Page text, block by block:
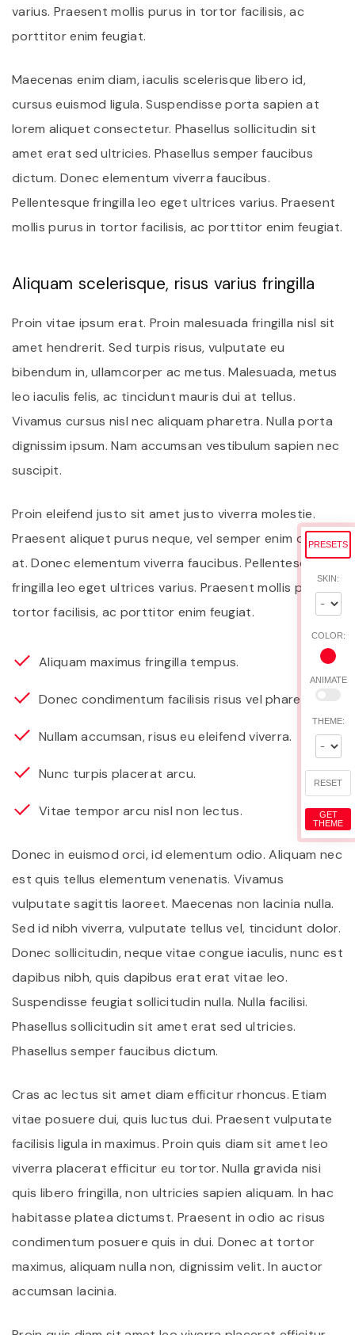
varius. Praesent mollis purus in tortor facilisis, ac
porttitor enim feugiat.
Maecenas enim diam, iaculis scelerisque libero id,
cursus euismod ligula. Suspendisse porta sapien at
lorem aliquet consectetur. Phasellus sollicitudin sit
amet erat sed ultricies. Phasellus semper faucibus
dictum. Donec elementum viverra faucibus.
Pellentesque fringilla leo eget ultrices varius. Praesent
mollis purus in tortor facilisis, ac porttitor enim feugiat.
Aliquam scelerisque, risus varius fringilla
Proin vitae ipsum erat. Proin malesuada fringilla nisl sit
amet hendrerit. Sed turpis risus, vulputate eu
bibendum in, ullamcorper ac metus. Malesuada, metus
leo iaculis felis, ac tincidunt mauris dui at tellus.
Vivamus cursus nisl nec aliquam pharetra. Nulla porta
dignissim ipsum. Nam accumsan vestibulum sapien nec
suscipit.
Proin eleifend justo sit amet justo viverra molestie.
Praesent aliquet purus neque, vel semper enim dictum
at. Donec elementum viverra faucibus. Pellentesque
fringilla leo eget ultrices varius. Praesent mollis purus in
tortor facilisis, ac porttitor enim feugiat.
Aliquam maximus fringilla tempus.
Donec condimentum facilisis risus vel pharetra.
Nullam accumsan, risus eu eleifend viverra.
Nunc turpis placerat arcu.
Vitae tempor arcu nisl non lectus.
Donec in euismod orci, id elementum odio. Aliquam nec
est quis tellus elementum venenatis. Vivamus
vulputate sagittis laoreet. Maecenas non lacinia nulla.
Sed id nibh viverra, vulputate tellus vel, tincidunt dolor.
Donec sollicitudin, neque vitae congue iaculis, nunc est
dapibus nibh, quis dapibus erat erat vitae leo.
Suspendisse feugiat sollicitudin nulla. Nulla facilisi.
Phasellus sollicitudin sit amet erat sed ultricies.
Phasellus semper faucibus dictum.
Cras ac lectus sit amet diam efficitur rhoncus. Etiam
vitae posuere dui, quis luctus dui. Praesent vulputate
facilisis ligula in maximus. Proin quis diam sit amet leo
viverra placerat efficitur eu tortor. Nulla gravida nisi
quis libero fringilla, non ultricies sapien aliquam. In hac
habitasse platea dictumst. Praesent in odio ac risus
condimentum posuere quis in dui. Donec at tortor
maximus, aliquam nulla non, dignissim velit. In auctor
accumsan lacinia.
PRESETS
SKIN:
COLOR:
ANIMATE
THEME:
RESET
GET
THEME